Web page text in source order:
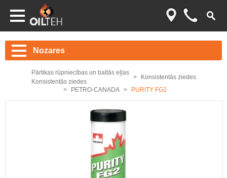
Nozares
Pārtikas rūpniecības un baltās eļļas
Konsistentās ziedes
Konsistentās ziedes
PETRO-CANADA
PURITY FG2